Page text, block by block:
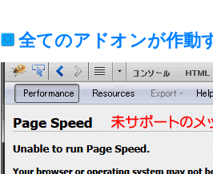
全てのアドオンが作動